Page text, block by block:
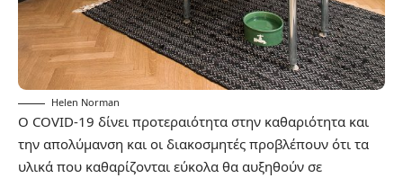
Helen Norman
Ο COVID-19 δίνει προτεραιότητα στην καθαριότητα και
την απολύμανση και οι διακοσμητές προβλέπουν ότι τα
υλικά που καθαρίζονται εύκολα θα αυξηθούν σε